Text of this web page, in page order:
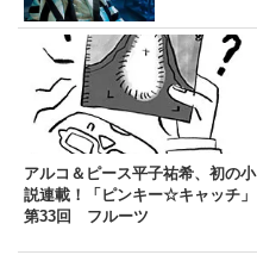
アルコ＆ピース平子祐希、初の小
説連載！「ピンキー☆キャッチ」
第33回 フルーツ